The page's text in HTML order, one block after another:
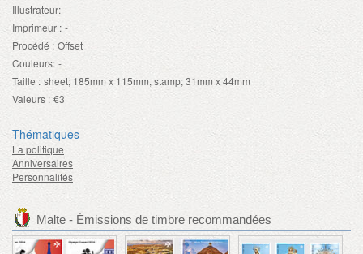
Illustrateur: -
Imprimeur : -
Procédé : Offset
Couleurs: -
Taille : sheet; 185mm x 115mm, stamp; 31mm x 44mm
Valeurs : €3
Thématiques
La politique
Anniversaires
Personnalités
Malte - Émissions de timbre recommandées